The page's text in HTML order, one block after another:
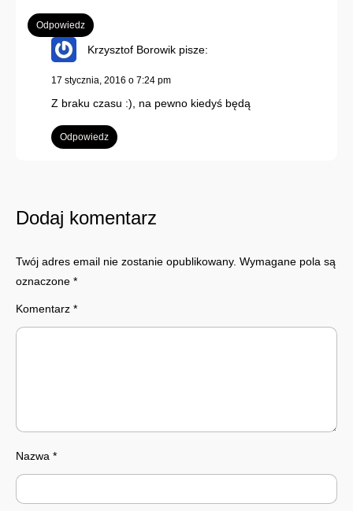
Odpowiedz
Krzysztof Borowik pisze:
17 stycznia, 2016 o 7:24 pm
Z braku czasu :), na pewno kiedyś będą
Odpowiedz
Dodaj komentarz
Twój adres email nie zostanie opublikowany. Wymagane pola są
oznaczone *
Komentarz *
Nazwa *